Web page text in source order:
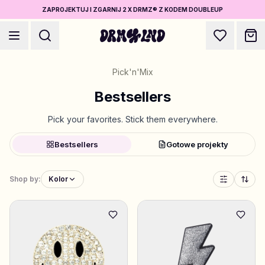
ZAPROJEKTUJ I ZGARNIJ 2 X DRMZ® Z KODEM DOUBLEUP
Zaprojektuj Akcesoria
Etui na telefon, torby, laptopy & więcej
Kup DRMZ®
Wybierz i łącz – setki unikalnych stick-ons
Projektuj Biżuterię
Naszyjniki, bransoletki, bag chains & więcej
Pick'n'Mix
Bestsellers
Pick your favorites. Stick them everywhere.
Bestsellers Gotowe projekty
5 sztuk za 79 PLN
Shop by: Kolor